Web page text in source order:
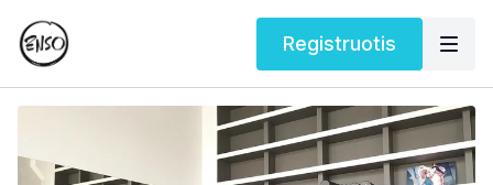
Registruotis